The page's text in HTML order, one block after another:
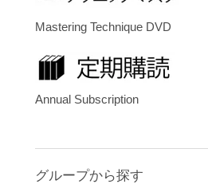
Mastering Technique DVD
Annual Subscription
グループから探す